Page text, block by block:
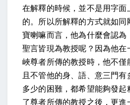
在解釋的時候，並不是用字面
的。所以所解釋的方式就如同
寶喇嘛而言，他為什麼會認為
聖言皆現為教授呢？因為他在
峽尊者所傳的教授時，他不僅
且不管他的身、語、意三門
多少的困難，都希望能夠發起
了尊者所傳的教授之後，更進